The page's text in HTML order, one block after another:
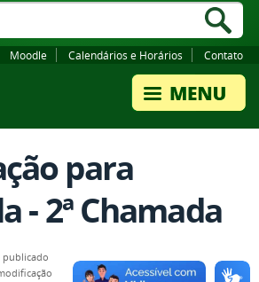
Moodle Calendários e Horários Contato
para
- 2ª Chamada
publicado